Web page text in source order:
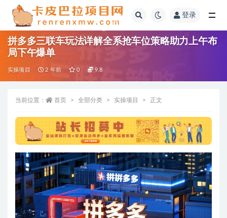
登录
拼多多三联车玩法详解全系抢车位策略助力上午布
局下午爆单
实操项目 2 年前 0 9.8
当前位置： 首页 全部分类 实操项目 正文
全部